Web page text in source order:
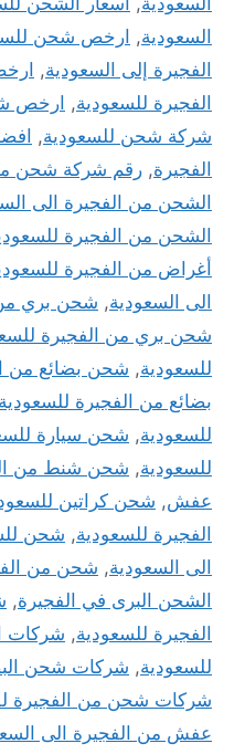
السعودية, ارخص شحن
الفجيرة إلى السعودية,
الفجيرة للسعودية, ارخص
شركة شحن للسعودية,
الفجيرة, رقم شركة شحن
الشحن من الفجيرة الى
الشحن من الفجيرة
أغراض من الفجيرة
الى السعودية, شحن بري من
شحن بري من الفجيرة
للسعودية, شحن بضائع من
بضائع من الفجيرة للسعودية
للسعودية, شحن سيارة
للسعودية, شحن شنط من
عفش, شحن كراتين
الفجيرة للسعودية, شحن
الى السعودية, شحن من
الشحن البرى في الفجيرة,
الفجيرة للسعودية, شركات
للسعودية, شركات شحن
شركات شحن من الفجيرة
عفش من الفجيرة الى